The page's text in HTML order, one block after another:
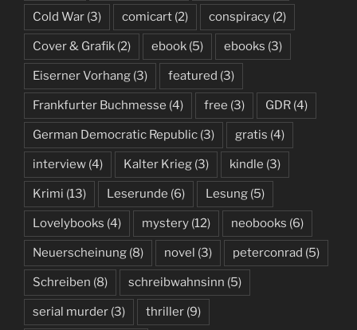
Cold War (3) comicart (2) conspiracy (2)
Cover & Grafik (2) ebook (5) ebooks (3)
Eiserner Vorhang (3) featured (3)
Frankfurter Buchmesse (4) free (3) GDR (4)
German Democratic Republic (3) gratis (4)
interview (4) Kalter Krieg (3) kindle (3)
Krimi (13) Leserunde (6) Lesung (5)
Lovelybooks (4) mystery (12) neobooks (6)
Neuerscheinung (8) novel (3) peterconrad (5)
Schreiben (8) schreibwahnsinn (5)
serial murder (3) thriller (9)